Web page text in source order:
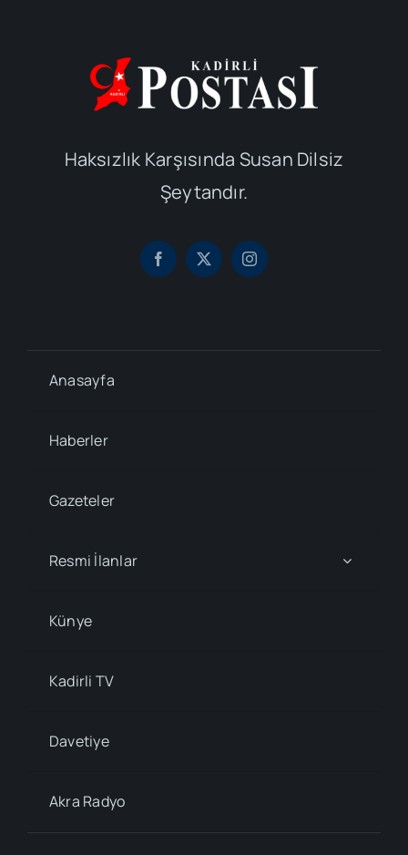
Haksızlık Karşısında Susan Dilsiz
Şeytandır.
Anasayfa
Haberler
Gazeteler
Resmi İlanlar
Künye
Kadirli TV
Davetiye
Akra Radyo